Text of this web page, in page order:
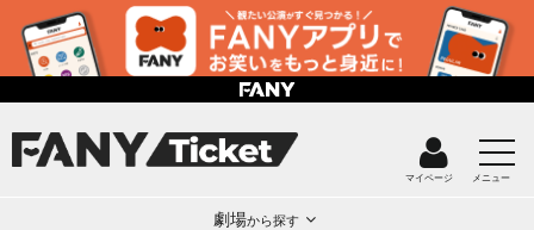
マイページ メニュー
劇場から探す